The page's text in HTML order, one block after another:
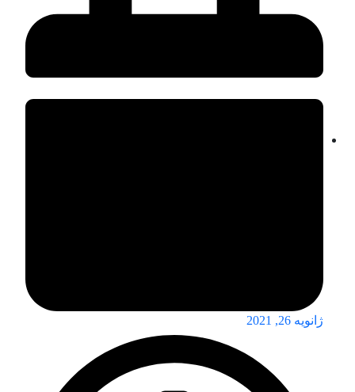
ژانویه 26, 2021